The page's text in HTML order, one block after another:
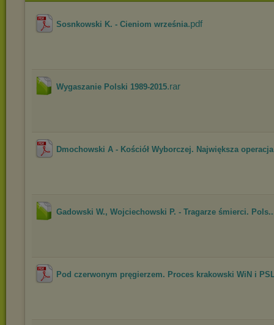
Sosnkowski K. - Cieniom września.pdf
Wygaszanie Polski 1989-2015.rar
Dmochowski A - Kościół Wyborczej. Największa
Gadowski W., Wojciechowski P. - Tragarze śmierci.
Pod czerwonym pręgierzem. Proces krakowski WiN i